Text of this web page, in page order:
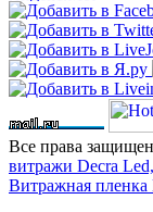
Все права
витражи Decra
Витражная